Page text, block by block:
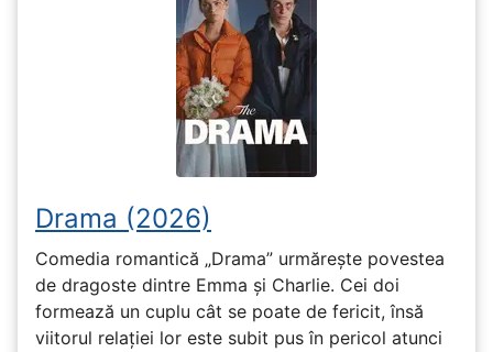
Drama (2026)
Comedia romantică „Drama” urmărește povestea
de dragoste dintre Emma și Charlie. Cei doi
formează un cuplu cât se poate de fericit, însă
viitorul relației lor este subit pus în pericol atunci